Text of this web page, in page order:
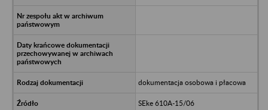
dokumentacja osobowa i płacowa
SEke 610A-15/06